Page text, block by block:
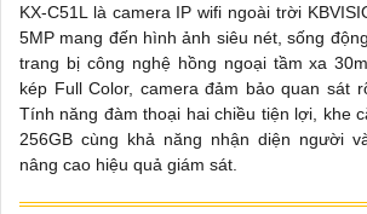
KX-C51L là camera IP wifi ngoài trời
5MP mang đến hình ảnh siêu nét, sống
trang bị công nghệ hồng ngoại tầm xa
kép Full Color, camera đảm bảo quan sát
Tính năng đàm thoại hai chiều tiện lợi, khe
256GB cùng khả năng nhận diện người
nâng cao hiệu quả giám sát.